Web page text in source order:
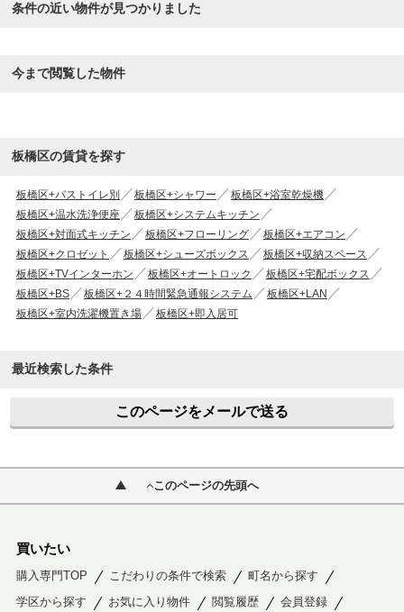
条件の近い物件が見つかりました
今まで閲覧した物件
板橋区の賃貸を探す
板橋区+バストイレ別 板橋区+シャワー
板橋区+浴室乾燥機
板橋区+温水洗浄便座
板橋区+システムキッチン
板橋区+対面式キッチン
板橋区+フローリング
板橋区+エアコン
板橋区+クロゼット
板橋区+シューズボックス
板橋区+収納スペース
板橋区+TVインターホン
板橋区+オートロック
板橋区+宅配ボックス
板橋区+BS
板橋区+２４時間緊急通報システム
板橋区+LAN
板橋区+室内洗濯機置き場
板橋区+即入居可
最近検索した条件
このページをメールで送る
このページの先頭へ
買いたい
購入専門TOP こだわりの条件で検索
町名から探す
学区から探す
お気に入り物件 閲覧履歴
会員登録